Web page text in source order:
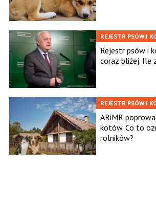
REJESTR PSÓW I
Rejestr psów i
coraz bliżej. Ile
REJESTR PSÓW I
ARiMR
kotów. Co to
rolników?